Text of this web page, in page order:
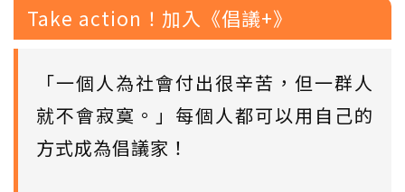
Take action！加入《倡議+》
「一個人為社會付出很辛苦，但一群人
就不會寂寞。」每個人都可以用自己的
方式成為倡議家！